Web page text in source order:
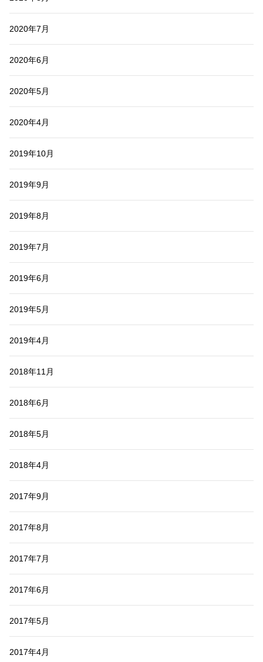
2020年7月
2020年6月
2020年5月
2020年4月
2019年10月
2019年9月
2019年8月
2019年7月
2019年6月
2019年5月
2019年4月
2018年11月
2018年6月
2018年5月
2018年4月
2017年9月
2017年8月
2017年7月
2017年6月
2017年5月
2017年4月